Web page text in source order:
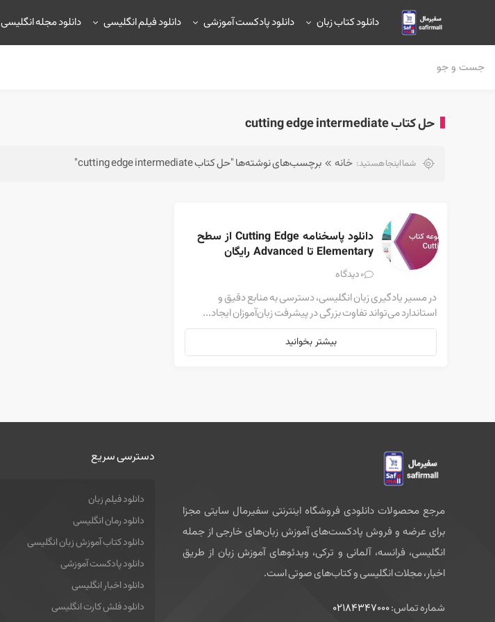
دانلود کتاب زبان دانلود پادکست آموزشی دانلود فیلم انگلیسی دانلود مجله انگلیسی
حل كتاب cutting edge intermediate
شما اینجا هستید: خانه برچسب‌های نوشته‌ها "حل كتاب cutting edge intermediate"
Elementary تا Advanced رایگان
0 دیدگاه
در مسیر یادگیری زبان انگلیسی، دسترسی به منابع دقیق و
استاندارد می‌تواند تفاوت بزرگی در پیشرفت زبان‌آموزان ایجاد...
بیشتر بخوانید
مرجع محصولات دانلودی فروشگاه اینترنتی سفیرمال سایتی مجزا
برای عرضه و فروش پادکست‌های آموزش زبان‌های خارجی از جمله
انگلیسی، فرانسه، آلمانی و ترکی، ویدئوهای آموزش زبان از طریق
اخبار، مجلات انگلیسی و کتاب‌های صوتی است.
شماره تماس:02184347000
دسترسی سریع
دانلود فیلم زبان
دانلود رمان انگلیسی
دانلود کتاب آموزش زبان انگلیسی
دانلود پادکست آموزشی
دانلود اخبار انگلیسی
دانلود فلش کارت انگلیسی